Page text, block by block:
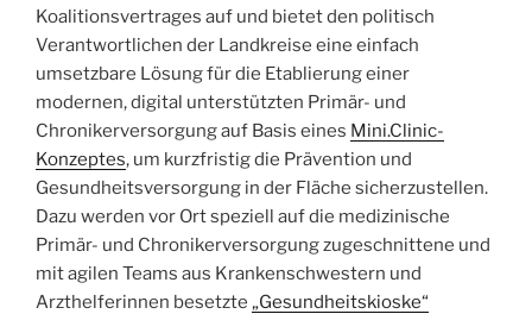
Koalitionsvertrages auf und bietet den politisch
Verantwortlichen der Landkreise eine einfach
umsetzbare Lösung für die Etablierung einer
modernen, digital unterstützten Primär- und
Chronikerversorgung auf Basis eines Mini.Clinic-
Konzeptes, um kurzfristig die Prävention und
Gesundheitsversorgung in der Fläche sicherzustellen.
Dazu werden vor Ort speziell auf die medizinische
Primär- und Chronikerversorgung zugeschnittene und
mit agilen Teams aus Krankenschwestern und
Arzthelferinnen besetzte „Gesundheitskioske“